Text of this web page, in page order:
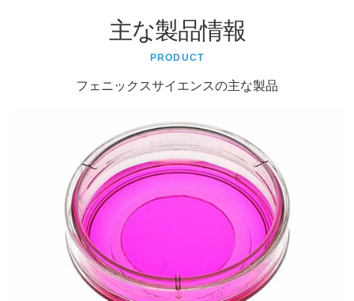
主な製品情報
PRODUCT
フェニックスサイエンスの主な製品